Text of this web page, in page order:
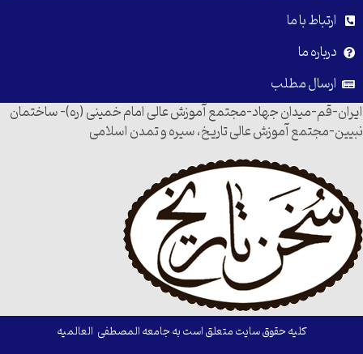
ارتباط با ما
درباره ما
ارسال مطلب
ایران-قم-میدان جهاد-مجتمع آموزش عالی امام خمینی (ره)- ساختمان
نبیین-مجتمع آموزش عالی تاریخ، سیره و تمدن اسلامی
کلیه حقوق سایت متعلق است به جامعه المصطفی العالمیه